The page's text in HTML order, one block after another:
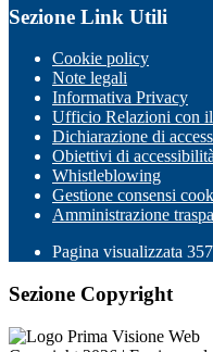
Sezione Link Utili
Cookie policy
Note legali
Informativa Privacy
Ufficio Relazioni con
Dichiarazione di
Obiettivi di accessibilità
Whistleblowing
Gestione consensi
Amministrazione
Pagina visualizzata
Sezione Copyright